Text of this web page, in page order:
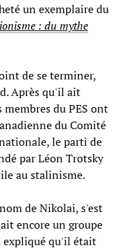
un exemplaire du
: du mythe
de se terminer,
Après qu'il ait
du PES ont
du Comité
le parti de
par Léon Trotsky
au stalinisme.
de Nikolai, s'est
encore un groupe
qu'il était